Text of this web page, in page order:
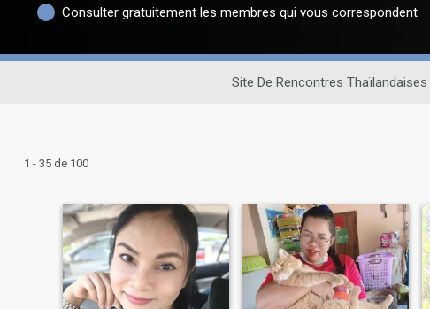
Consulter gratuitement les membres qui vous correspondent
Site De Rencontres Thaïlandaises
1 - 35 de 100